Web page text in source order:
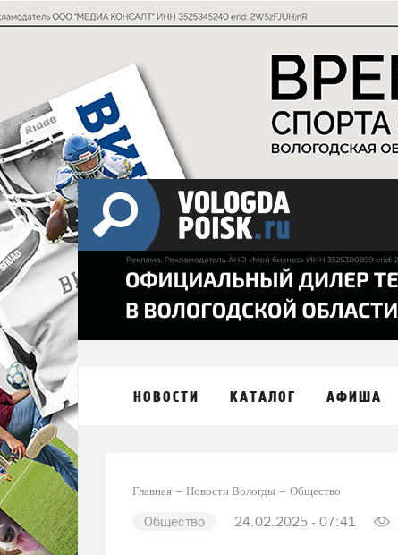
НОВОСТИ КАТАЛОГ АФИША
Главная Новости Вологды Общество
Общество 24.02.2025 - 07:41